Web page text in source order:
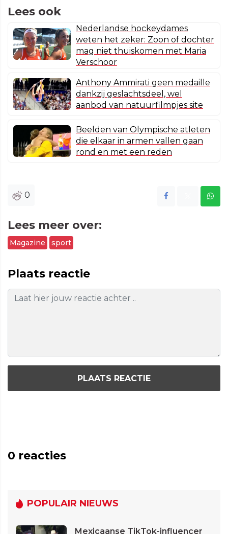
Lees ook
Nederlandse hockeydames
weten het zeker: Zoon of dochter
mag niet thuiskomen met Maria
Verschoor
Anthony Ammirati geen medaille
dankzij geslachtsdeel, wel
aanbod van natuurfilmpjes site
Beelden van Olympische atleten
die elkaar in armen vallen gaan
rond en met een reden
0
Lees meer over:
Magazine sport
Plaats reactie
PLAATS REACTIE
0 reacties
POPULAIR NIEUWS
Mexicaanse TikTok-influencer